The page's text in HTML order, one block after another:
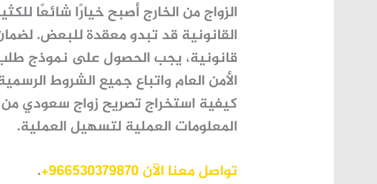
الزواج من الخارج أصبح خيارًا شائعًا
القانونية قد تبدو معقدة للبعض.
قانونية، يجب الحصول على نموذج
الأمن العام واتباع جميع الشروط
كيفية استخراج تصريح زواج سعودي من
المعلومات العملية لتسهيل العملية.
تواصل معنا الآن 966530379870+
.